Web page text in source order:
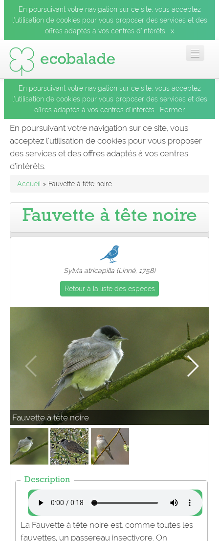
En poursuivant votre navigation sur ce site, vous acceptez
l’utilisation de cookies pour vous proposer des services et des
offres adaptés à vos centres d’intérêts.
x
Accueil
Les balades
Les espèces
Le blog
Pro
En poursuivant votre navigation sur ce site, vous acceptez
l’utilisation de cookies pour vous proposer des services et des
offres adaptés à vos centres d’intérêts.
Fermer
En poursuivant votre navigation sur ce site, vous
acceptez l’utilisation de cookies pour vous proposer
des services et des offres adaptés à vos centres
d’intérêts.
Accueil » Fauvette à tête noire
Fauvette à tête noire
Sylvia atricapilla (Linné, 1758)
Retour à la liste des espèces
Fauvette à tête noire
Description
La Fauvette à tête noire est, comme toutes les
fauvettes, un passereau insectivore. On